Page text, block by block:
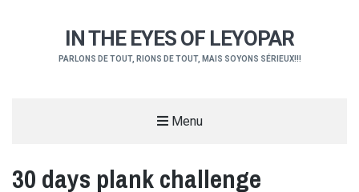
IN THE EYES OF LEYOPAR
PARLONS DE TOUT, RIONS DE TOUT, MAIS SOYONS SÉRIEUX!!!
Menu
30 days plank challenge